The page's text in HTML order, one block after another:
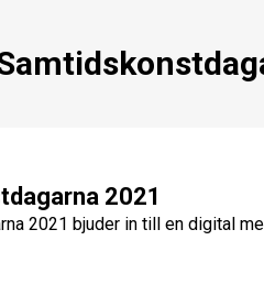
2021
2021 bjuder in till en digital